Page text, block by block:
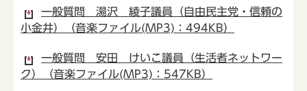
一般質問 湯沢 綾子議員（自由民主党・信頼の
小金井）（音楽ファイル(MP3)：494KB）
一般質問 安田 けいこ議員（生活者ネットワー
ク）（音楽ファイル(MP3)：547KB）